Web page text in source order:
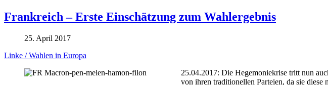
Frankreich – Erste Einschätzung zum Wahlergebnis
25. April 2017
Linke / Wahlen in Europa
25.04.2017: Die Hegemoniekrise tritt nun
von ihren traditionellen Parteien, da sie